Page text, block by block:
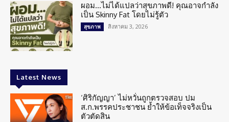
ผอม…ไม่ได้แปลว่าสุขภาพดี! คุณอาจกำลัง
เป็น Skinny Fat โดยไม่รู้ตัว
สุขภาพ สิงหาคม 3, 2026
Latest News
‘ศิริกัญญา’ ไม่หวั่นถูกตรวจสอบ ปม
ส.ก.พรรคประชาชน ย้ำให้ข้อเท็จจริงเป็น
ตัวตัดสิน